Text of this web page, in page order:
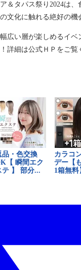
＆タパス祭り2024は、
文化に触れる絶好の機
広い層が楽しめるイベ
詳細は公式ＨＰをご覧